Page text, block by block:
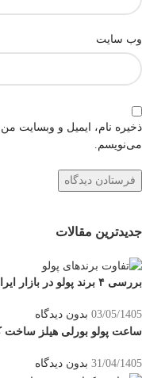
جدیدترین مقالات
بررسی ۴ برند پولو در بازار ایران؛ کدام ساعت پولو اصل است؟
03/05/1405 بدون دیدگاه
ساعت پولو بورلی هیلز
31/04/1405 بدون دیدگاه
وب‌ سایت
ذخیره نام، ایمیل و وبسایت
می‌نویسم.